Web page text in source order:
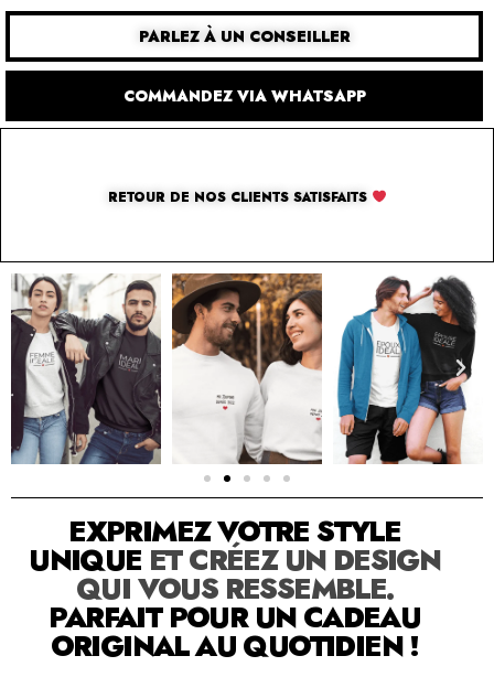
PARLEZ À UN CONSEILLER
COMMANDEZ VIA WHATSAPP
RETOUR DE NOS CLIENTS SATISFAITS
SOLUTION PAR THE LUXURY BOX & CO
EXPRIMEZ VOTRE STYLE
UNIQUE ET CRÉEZ UN DESIGN
QUI VOUS RESSEMBLE.
PARFAIT POUR UN CADEAU
ORIGINAL AU QUOTIDIEN !